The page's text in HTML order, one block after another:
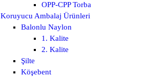
OPP-CPP Torba
Koruyucu Ambalaj Ürünleri
Balonlu Naylon
1. Kalite
2. Kalite
Şilte
Köşebent